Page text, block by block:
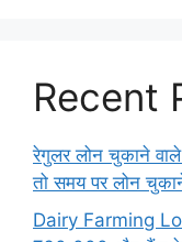
Recent
रेगुलर लोन चुकाने
तो समय पर लोन
Dairy Farming